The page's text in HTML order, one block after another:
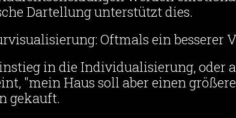
Dartellung unterstützt dies.
Oftmals ein besserer
in die Individualisierung, oder
"mein Haus soll aber einen
gekauft.